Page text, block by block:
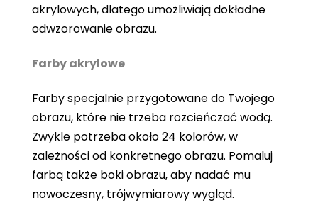
akrylowych, dlatego umożliwiają dokładne
odwzorowanie obrazu.
Farby akrylowe
Farby specjalnie przygotowane do Twojego
obrazu, które nie trzeba rozcieńczać wodą.
Zwykle potrzeba około 24 kolorów, w
zależności od konkretnego obrazu. Pomaluj
farbą także boki obrazu, aby nadać mu
nowoczesny, trójwymiarowy wygląd.